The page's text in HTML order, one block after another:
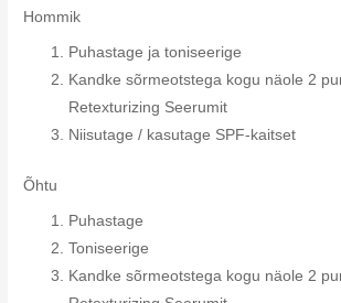
Hommik
Puhastage ja toniseerige
Kandke sõrmeotstega kogu näole 2
Retexturizing Seerumit
Niisutage / kasutage SPF-kaitset
Õhtu
Puhastage
Toniseerige
Kandke sõrmeotstega kogu näole 2